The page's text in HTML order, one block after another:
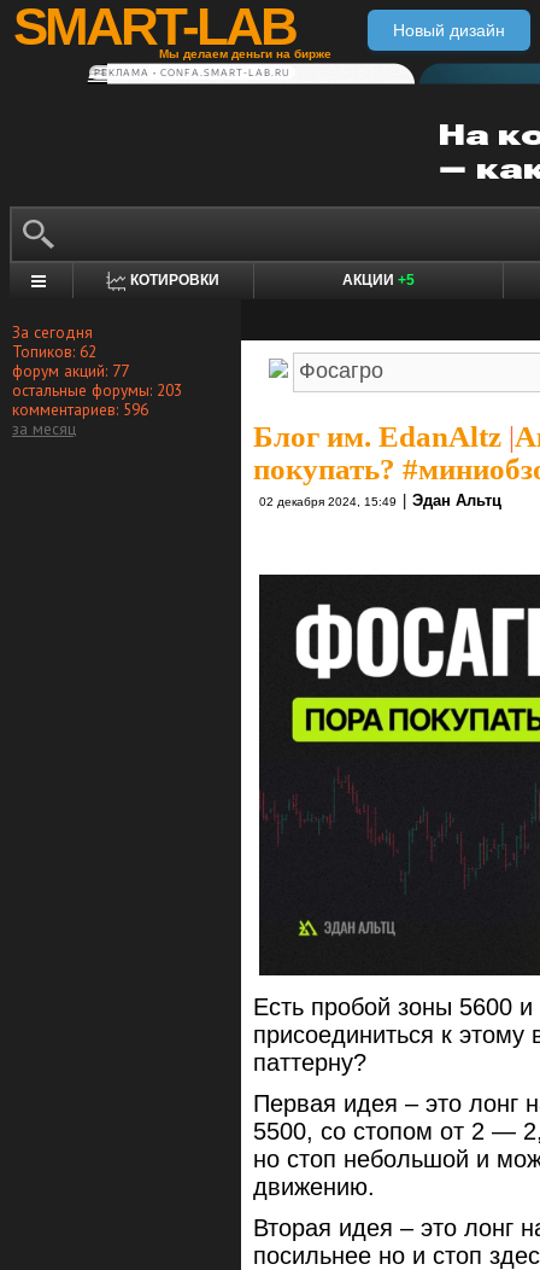
SMART-LAB
Мы делаем деньги на бирже
Новый дизайн
РЕКЛАМА • CONFA.SMART-LAB.RU
КОТИРОВКИ АКЦИИ +5
За сегодня
Топиков: 62
форум акций: 77
остальные форумы: 203
комментариев: 596
за месяц
Блог им. EdanAltz |
покупать?
02 декабря 2024, 15:49 Эдан Альтц
Есть пробой зоны 5600
присоединиться к
паттерну?
Первая идея – это лонг
5500, со стопом от 2 —
но стоп небольшой и
движению.
Вторая идея – это лонг
посильнее но и стоп